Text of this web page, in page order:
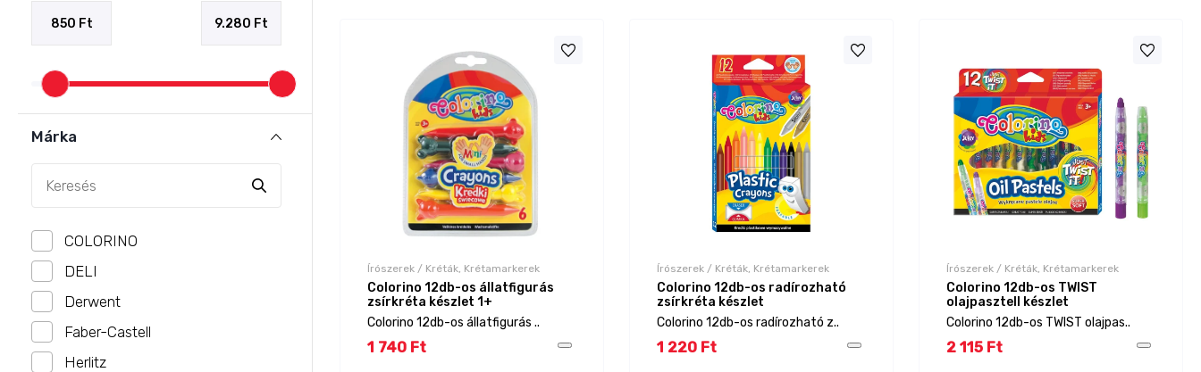
Márka
COLORINO
DELI
Derwent
Faber-Castell
Herlitz
Írószerek / Kréták, Krétamarkerek
Colorino 12db-os állatfigurás
zsírkréta készlet 1+
Colorino 12db-os állatfigurás ..
1 740 Ft
Írószerek / Kréták, Krétamarkerek
Colorino 12db-os radírozható
zsírkréta készlet
Colorino 12db-os radírozható z..
1 220 Ft
Írószerek / Kréták, Krétamarkerek
Colorino 12db-os TWIST
olajpasztell készlet
Colorino 12db-os TWIST olajpas..
2 115 Ft